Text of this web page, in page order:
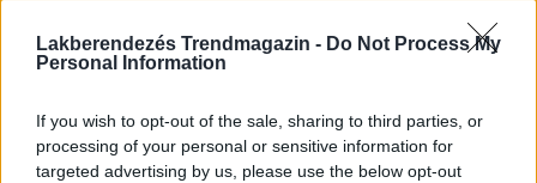
Lakberendezés Trendmagazin - Do Not Process My
Personal Information
If you wish to opt-out of the sale, sharing to third parties, or
processing of your personal or sensitive information for
targeted advertising by us, please use the below opt-out
Remek kislakás csak olcsó megoldásokkal és kész
bútorokkal? Nézd meg ezt a projektet